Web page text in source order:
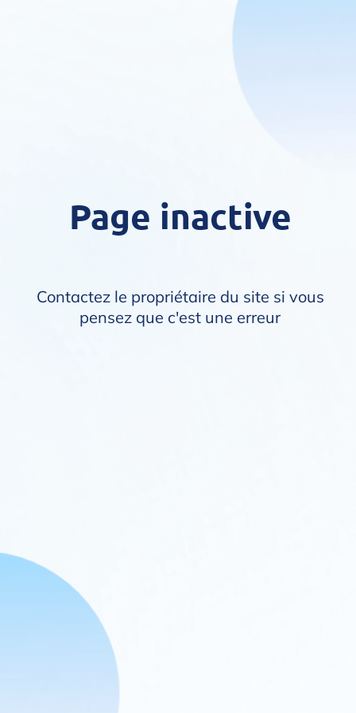
Page inactive
Contactez le propriétaire du site si vous
pensez que c'est une erreur